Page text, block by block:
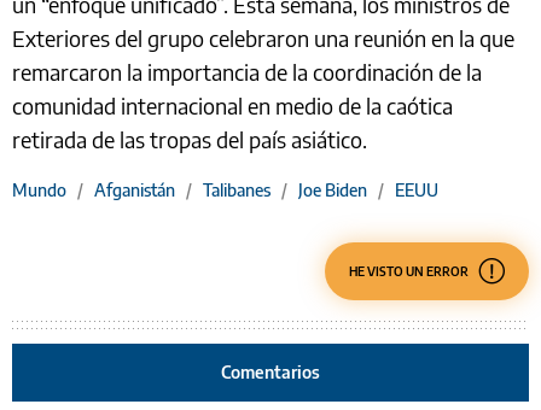
Exteriores del grupo celebraron una reunión en la que
remarcaron la importancia de la coordinación de la
comunidad internacional en medio de la caótica
retirada de las tropas del país asiático.
Mundo / Afganistán / Talibanes / Joe Biden / EEUU
HE VISTO UN ERROR
Comentarios